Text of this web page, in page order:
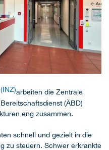
arbeiten die Zentrale
(ÄBD)
eng zusammen.
schnell und gezielt in die
zu steuern. Schwer erkrankte